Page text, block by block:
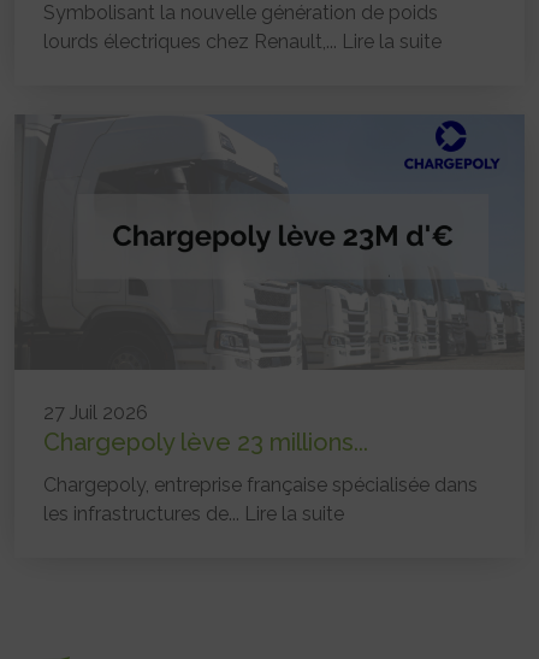
Symbolisant la nouvelle génération de poids
lourds électriques chez Renault,... Lire la suite
27 Juil 2026
Chargepoly lève 23 millions...
Chargepoly, entreprise française spécialisée dans
les infrastructures de... Lire la suite